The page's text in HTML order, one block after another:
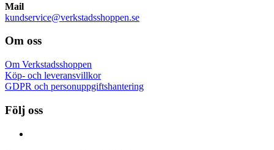
Mail
kundservice@verkstadsshoppen.se
Om oss
Om Verkstadsshoppen
Köp- och leveransvillkor
GDPR och personuppgiftshantering
Följ oss